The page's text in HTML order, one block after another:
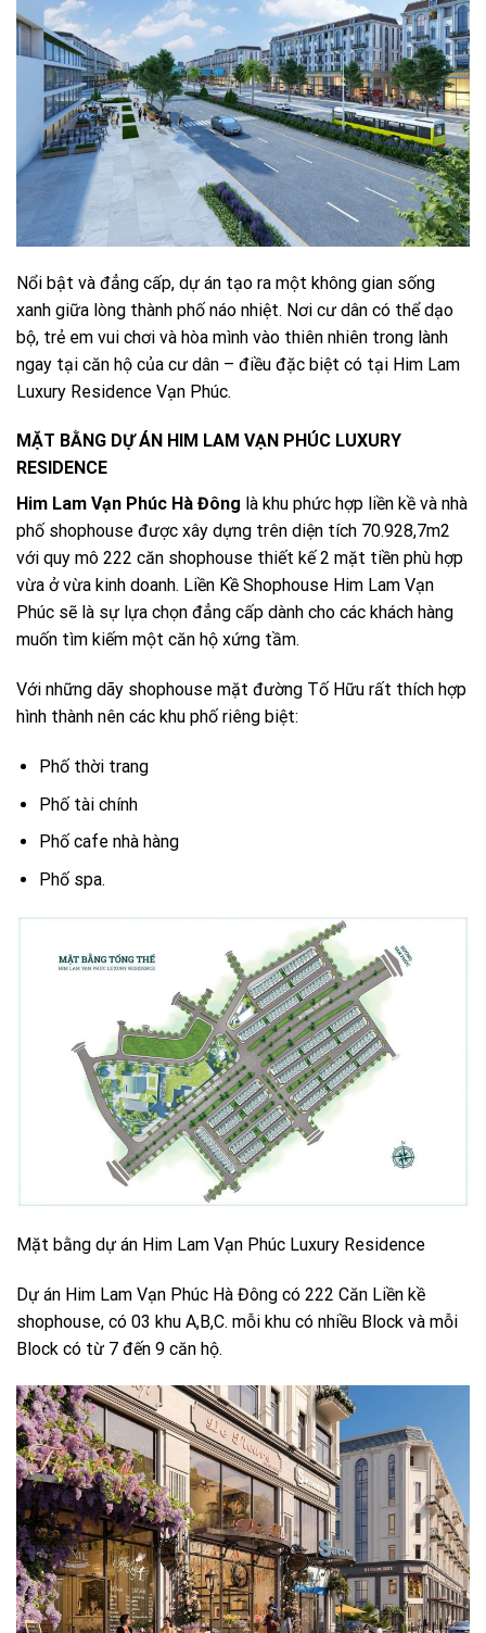
Nổi bật và đẳng cấp, dự án tạo ra một không gian sống
xanh giữa lòng thành phố náo nhiệt. Nơi cư dân có thể dạo
bộ, trẻ em vui chơi và hòa mình vào thiên nhiên trong lành
ngay tại căn hộ của cư dân – điều đặc biệt có tại Him Lam
Luxury Residence Vạn Phúc.
MẶT BẰNG DỰ ÁN HIM LAM VẠN PHÚC LUXURY
RESIDENCE
Him Lam Vạn Phúc Hà Đông là khu phức hợp liền kề và nhà
phố shophouse được xây dựng trên diện tích 70.928,7m2
với quy mô 222 căn shophouse thiết kế 2 mặt tiền phù hợp
vừa ở vừa kinh doanh. Liền Kề Shophouse Him Lam Vạn
Phúc sẽ là sự lựa chọn đẳng cấp dành cho các khách hàng
muốn tìm kiếm một căn hộ xứng tầm.
Với những dãy shophouse mặt đường Tố Hữu rất thích hợp
hình thành nên các khu phố riêng biệt:
Phố thời trang
Phố tài chính
Phố cafe nhà hàng
Phố spa.
Mặt bằng dự án Him Lam Vạn Phúc Luxury Residence
Dự án Him Lam Vạn Phúc Hà Đông có 222 Căn Liền kề
shophouse, có 03 khu A,B,C. mỗi khu có nhiều Block và mỗi
Block có từ 7 đến 9 căn hộ.